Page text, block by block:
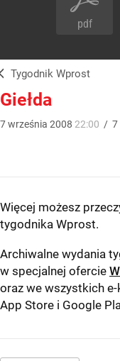
pdf
Tygodnik Wprost
Giełda
7września 2008 22:00 / 7
Więcej możesz
tygodnika Wprost.
Archiwalne wydania
w specjalnej ofercie
oraz we wszystkich
App Store i Google